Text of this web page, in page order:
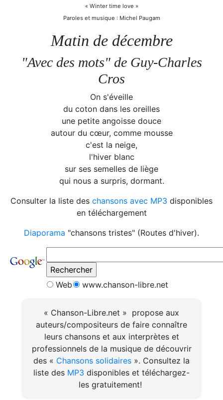
« Winter time love »
Paroles et musique : Michel Paugam
Matin de décembre
"Avec des mots" de Guy-Charles
Cros
On s'éveille
du coton dans les oreilles
une petite angoisse douce
autour du cœur, comme mousse
c'est la neige,
l'hiver blanc
sur ses semelles de liège
qui nous a surpris, dormant.
Consulter la liste des chansons avec MP3 disponibles
en téléchargement
Diaporama "chansons tristes" (Routes d'hiver).
Web www.chanson-libre.net
« Chanson-Libre.net » propose aux
auteurs/compositeurs de faire connaître
leurs chansons et aux interprètes et
professionnels de la musique de découvrir
des « Chansons solidaires ». Consultez la
liste des MP3 disponibles et téléchargez-
les gratuitement!